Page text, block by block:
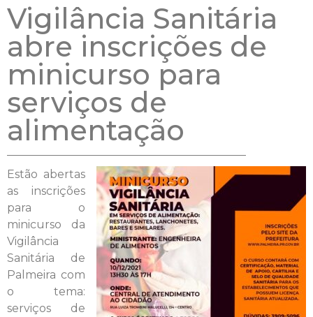
Vigilância Sanitária
abre inscrições de
minicurso para
serviços de
alimentação
Estão abertas
as inscrições
para o
minicurso da
Vigilância
Sanitária de
Palmeira com
o tema:
serviços de